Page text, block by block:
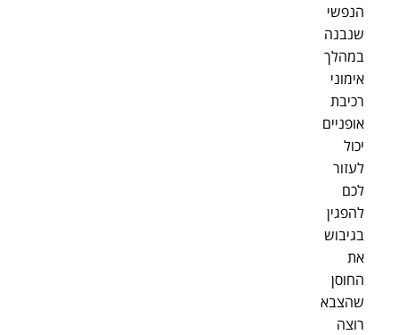
הנפשי
שנבנה
במהלך
אימוני
רכיבת
אופניים
יכול
לעזור
לכם
להפגין
בגיבוש
את
החוסן
שהצבא
רוצה